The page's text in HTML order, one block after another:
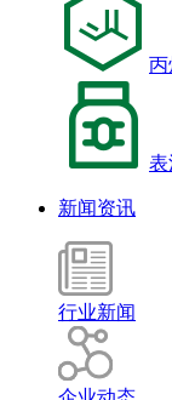
丙
表
新闻资讯
行业新闻